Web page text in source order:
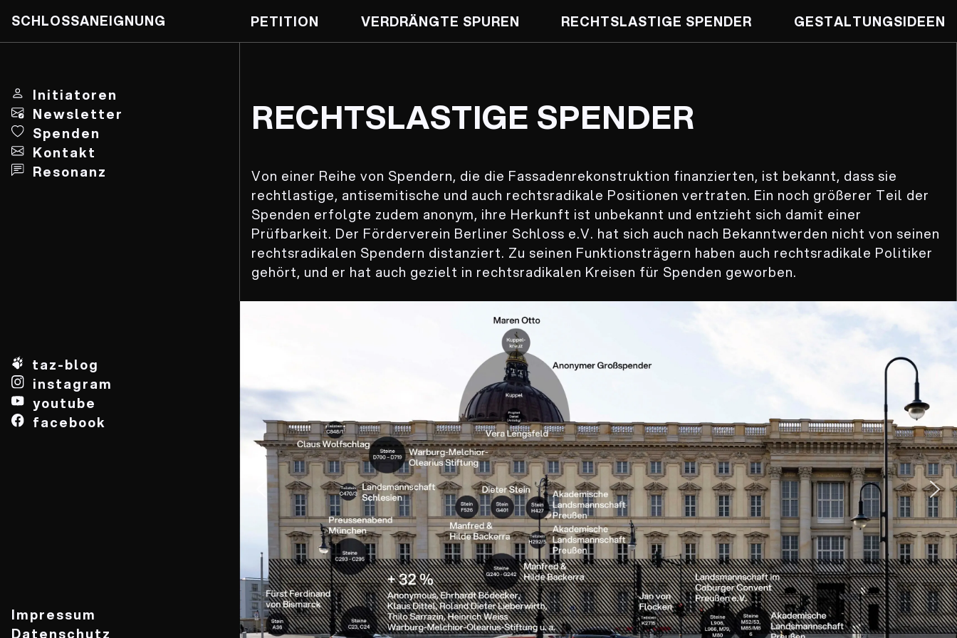
content
SCHLOSSANEIGNUNG PETITION VERDRÄNGTE SPUREN RECHTSLASTIGE SPENDER GESTALTUNGS­IDEEN
Initiatoren
Newsletter
Spenden
Kontakt
Resonanz
taz-blog
instagram
youtube
facebook
Impressum
Datenschutz
RECHTSLASTIGE SPENDER
Von einer Reihe von Spendern, die die Fassadenrekonstruktion finanzierten, ist bekannt, dass sie
rechtlastige, antisemitische und auch rechtsradikale Positionen vertraten. Ein noch größerer Teil der
Spenden erfolgte zudem anonym, ihre Herkunft ist unbekannt und entzieht sich damit einer
Prüfbarkeit. Der Förderverein Berliner Schloss e.V. hat sich auch nach Bekanntwerden nicht von seinen
rechtsradikalen Spendern distanziert. Zu seinen Funktionsträgern haben auch rechtsradikale Politiker
gehört, und er hat auch gezielt in rechtsradikalen Kreisen für Spenden geworben.